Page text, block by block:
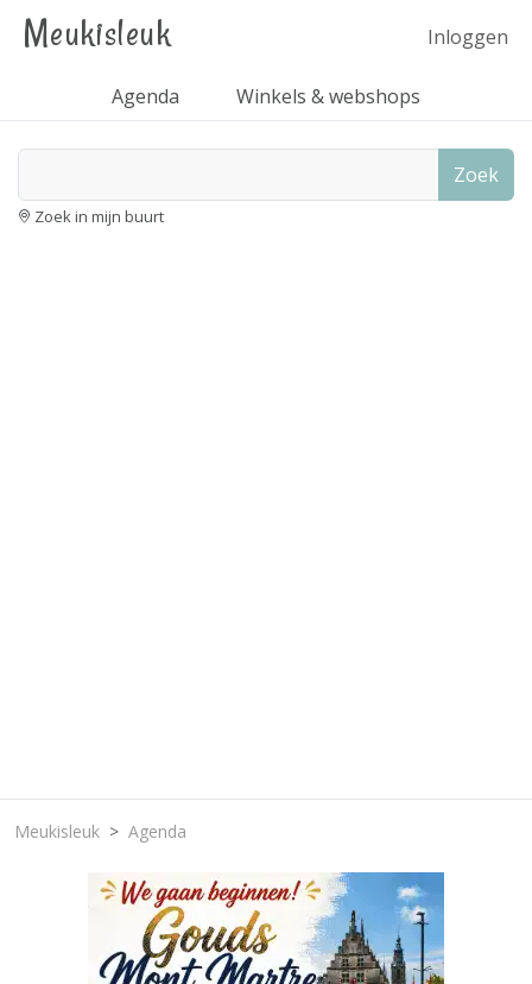
Meukisleuk Inloggen
Agenda Winkels & webshops
Zoek
Zoek in mijn buurt
Meukisleuk Agenda